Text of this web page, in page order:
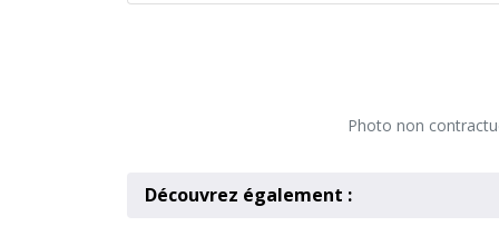
Photo non
Découvrez également :